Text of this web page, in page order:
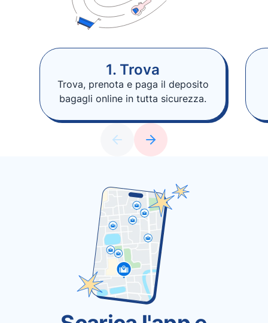
1. Trova
Trova, prenota e paga il deposito
bagagli online in tutta sicurezza.